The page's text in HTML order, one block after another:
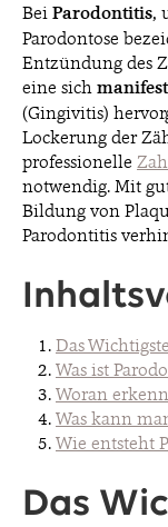
© 2026 EDEL
Bei Parodontitis,
Parodontose
Entzündung des
eine sich
(Gingivitis)
Lockerung der
professionelle
notwendig. Mit
Bildung von
Parodontitis
Das
Was ist
Woran
Was kann
Wie entsteht
Das